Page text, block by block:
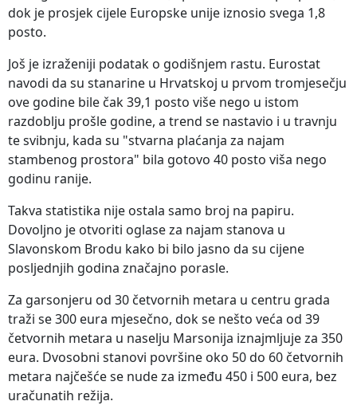
dok je prosjek cijele Europske unije iznosio svega 1,8
posto.
Još je izraženiji podatak o godišnjem rastu. Eurostat
navodi da su stanarine u Hrvatskoj u prvom tromjesečju
ove godine bile čak 39,1 posto više nego u istom
razdoblju prošle godine, a trend se nastavio i u travnju
te svibnju, kada su "stvarna plaćanja za najam
stambenog prostora" bila gotovo 40 posto viša nego
godinu ranije.
Takva statistika nije ostala samo broj na papiru.
Dovoljno je otvoriti oglase za najam stanova u
Slavonskom Brodu kako bi bilo jasno da su cijene
posljednjih godina značajno porasle.
Za garsonjeru od 30 četvornih metara u centru grada
traži se 300 eura mjesečno, dok se nešto veća od 39
četvornih metara u naselju Marsonija iznajmljuje za 350
eura. Dvosobni stanovi površine oko 50 do 60 četvornih
metara najčešće se nude za između 450 i 500 eura, bez
uračunatih režija.